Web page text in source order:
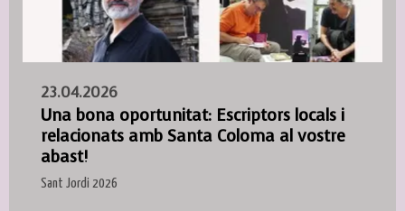
23.04.2026
Una bona oportunitat: Escriptors locals i
relacionats amb Santa Coloma al vostre
abast!
Sant Jordi 2026